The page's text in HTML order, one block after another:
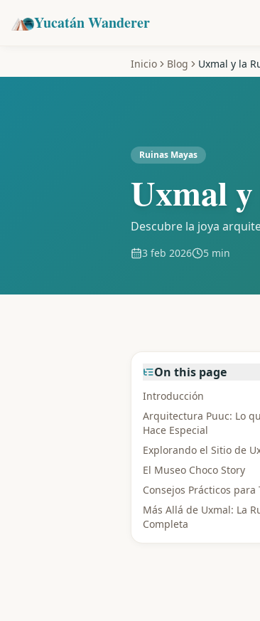
Yucatán Wanderer
Inicio Blog Uxmal y la
Ruinas Mayas
Uxmal
Descubre la joya
3 feb 2026 5 min
On this page
Introducción
Arquitectura Puuc: Lo
Hace Especial
Explorando el Sitio de
El Museo Choco Story
Consejos Prácticos para
Más Allá de Uxmal: La
Completa